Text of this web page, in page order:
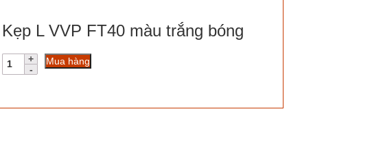
Kẹp L VVP FT40 màu trắng bóng
Kẹp
màu
Mua hàng